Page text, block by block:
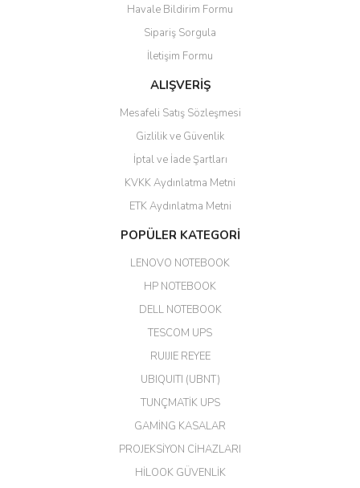
bir tabela olsa daha hoş
hızlı güvenli bir alışveriş oldu
Yalçın Kaya | 20/06/2026
ahmet yiğit | 29/04/2026
Aldığım ürün kapalı kutu teslim
edildi. Teşekkür ederim.
GÜRKAN KETHÜDAOĞLU |
Her şey için teşekkür ederim çok
Erdal Cingöz | 07/02/2026
Havale Bildirim Formu
Sipariş Sorgula
İletişim Formu
ALIŞVERİŞ
Mesafeli Satış Sözleşmesi
Gizlilik ve Güvenlik
İptal ve İade Şartları
KVKK Aydınlatma Metni
ETK Aydınlatma Metni
POPÜLER KATEGORİ
LENOVO NOTEBOOK
HP NOTEBOOK
DELL NOTEBOOK
TESCOM UPS
RUIJIE REYEE
UBIQUITI (UBNT)
TUNÇMATİK UPS
GAMİNG KASALAR
PROJEKSİYON CİHAZLARI
HİLOOK GÜVENLİK